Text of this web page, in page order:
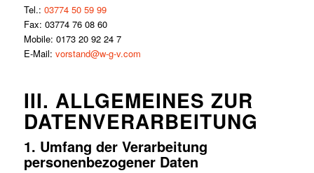
Tel.: 03774 50 59 99
Fax: 03774 76 08 60
Mobile: 0173 20 92 24 7
E-Mail: vorstand@w-g-v.com
III. ALLGEMEINES ZUR
DATENVERARBEITUNG
1. Umfang der Verarbeitung
personenbezogener Daten